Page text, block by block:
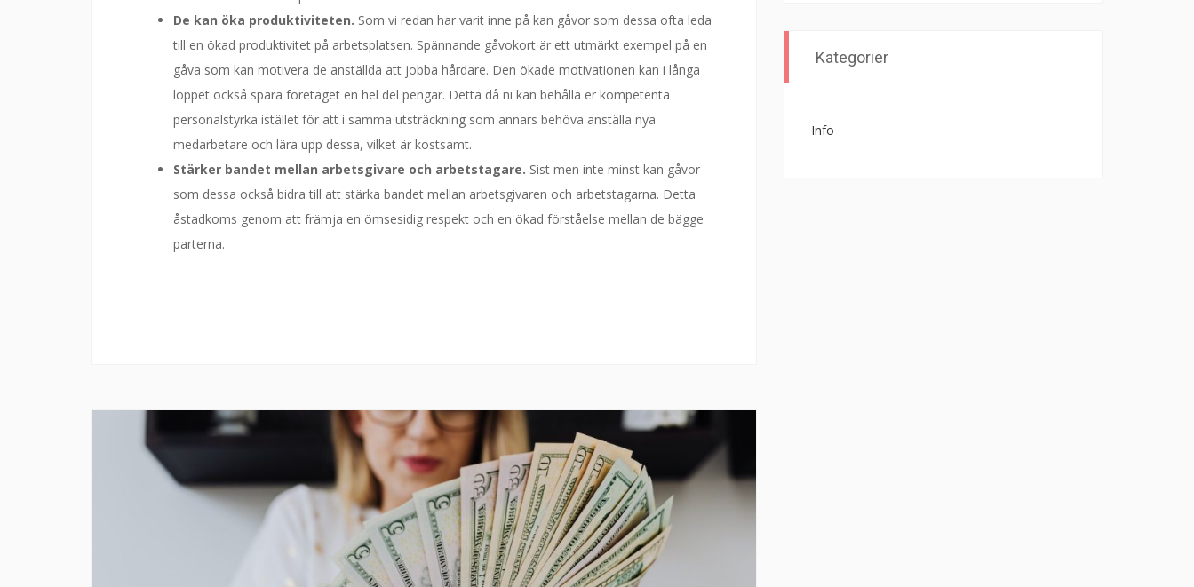
De kan öka produktiviteten. Som vi redan har varit inne på kan gåvor som dessa ofta leda
till en ökad produktivitet på arbetsplatsen. Spännande gåvokort är ett utmärkt exempel på en
gåva som kan motivera de anställda att jobba hårdare. Den ökade motivationen kan i långa
loppet också spara företaget en hel del pengar. Detta då ni kan behålla er kompetenta
personalstyrka istället för att i samma utsträckning som annars behöva anställa nya
medarbetare och lära upp dessa, vilket är kostsamt.
Stärker bandet mellan arbetsgivare och arbetstagare. Sist men inte minst kan gåvor
som dessa också bidra till att stärka bandet mellan arbetsgivaren och arbetstagarna. Detta
åstadkoms genom att främja en ömsesidig respekt och en ökad förståelse mellan de bägge
parterna.
Kategorier
Info